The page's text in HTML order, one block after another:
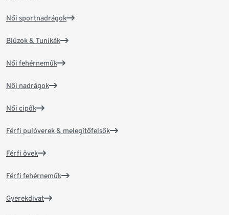
Női sportnadrágok
Blúzok & Tunikák
Női fehérneműk
Női nadrágok
Női cipők
Férfi pulóverek & melegítőfelsők
Férfi övek
Férfi fehérneműk
Gyerekdivat